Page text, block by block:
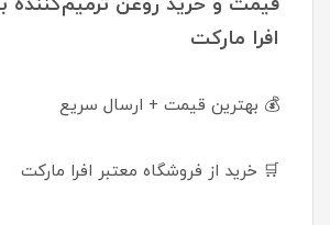
افرا مارکت
💰 بهترین قیمت + ارسال سریع
🛒 خرید از فروشگاه معتبر افرا مارکت